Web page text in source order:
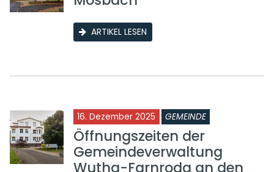
ARTIKEL LESEN
16. Dezember 2025 GEMEINDE
Öffnungszeiten der
Gemeindeverwaltung
Wutha-Farnroda an den